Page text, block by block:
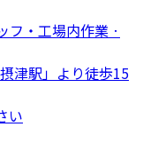
フ・工場内作業 ·
津駅」より徒歩15
い